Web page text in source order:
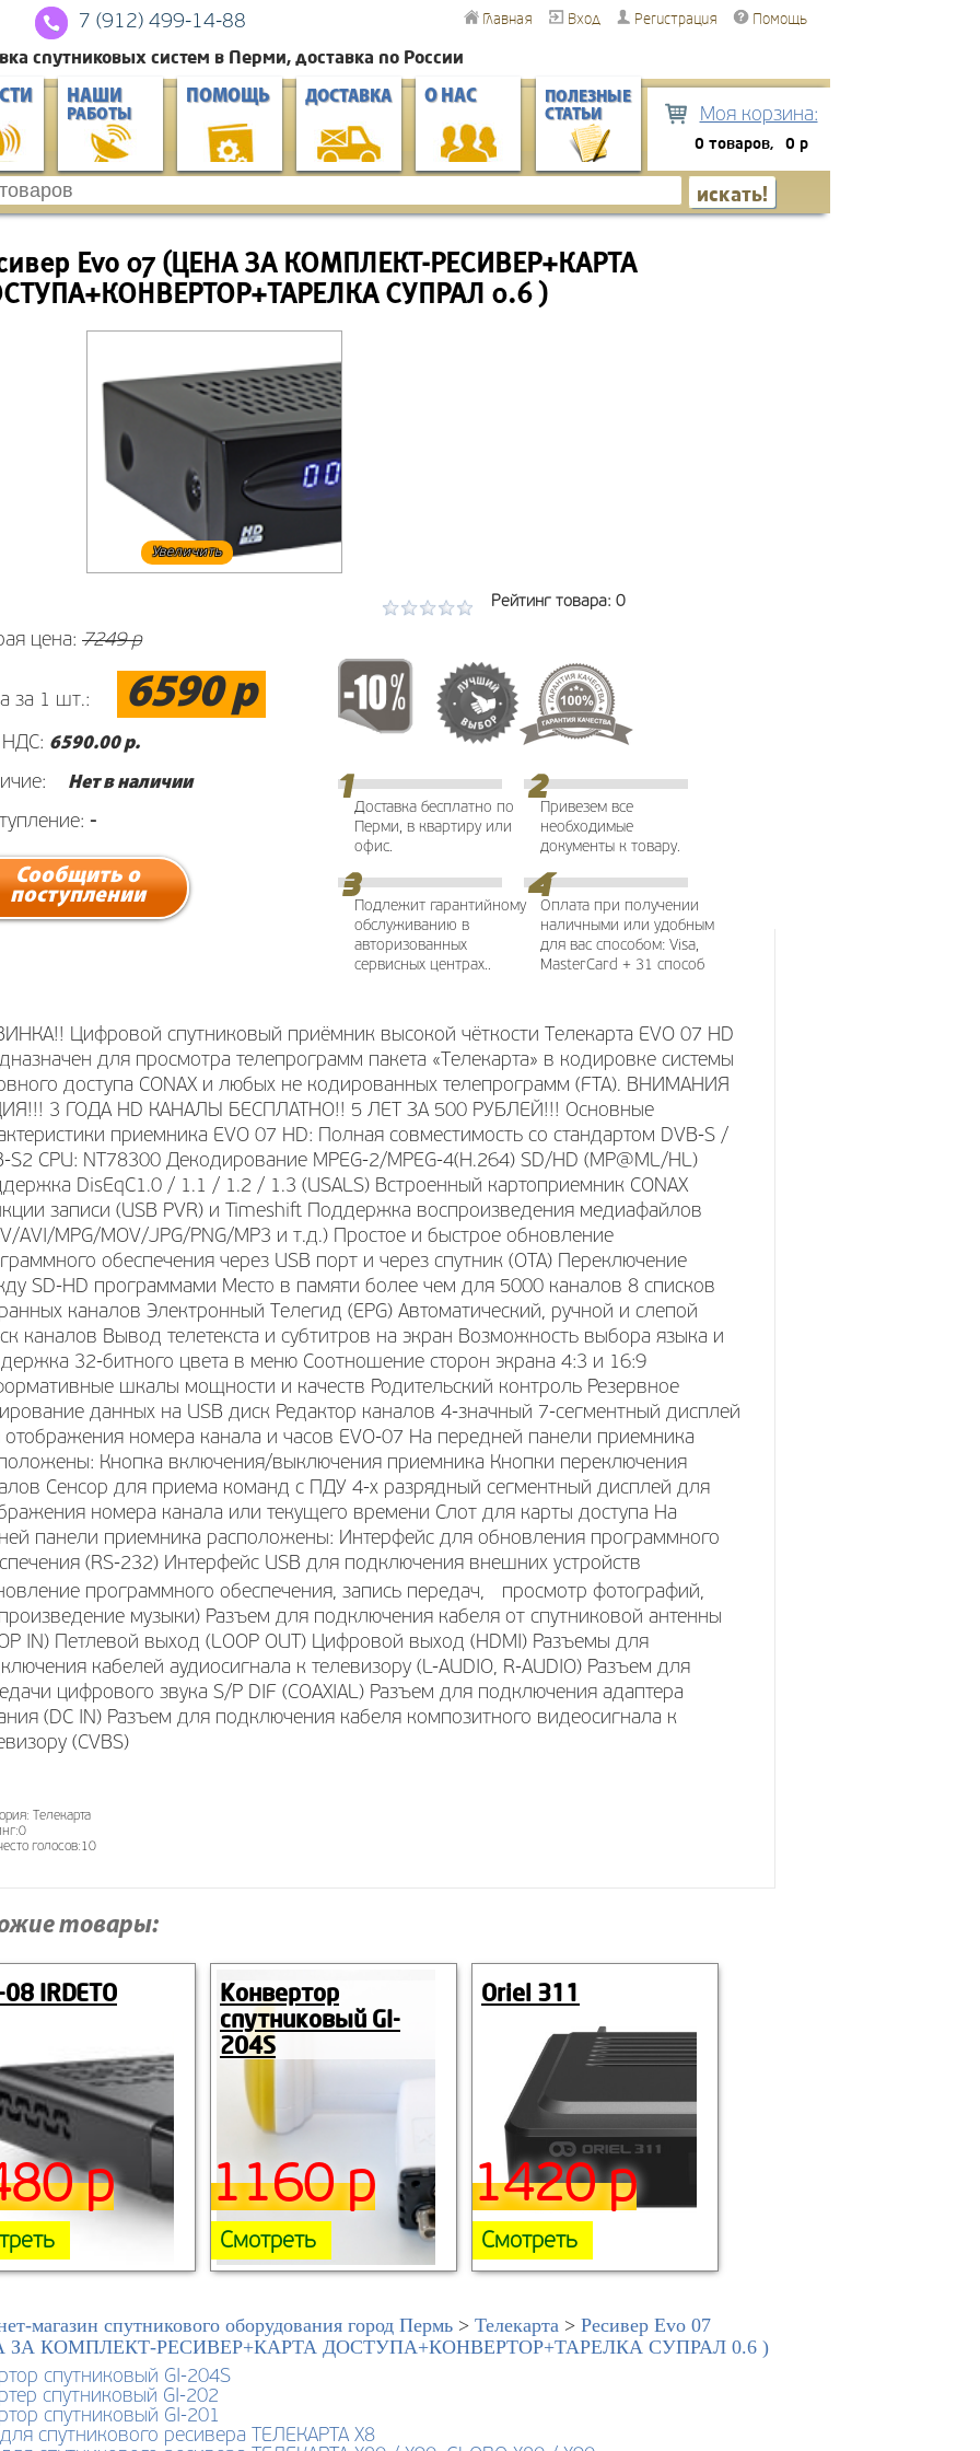
Главная Вход Регистрация Помощь
7 (912) 499-14-88
Моя корзина:
0 товаров, 0 р
спутниковых систем в Перми, доставка по России
НАШИ
РАБОТЫ
ПОМОЩЬ ДОСТАВКА О НАС
ПОЛЕЗНЫЕ
СТАТЬИ
Evo 07 (ЦЕНА ЗА КОМПЛЕКТ-РЕСИВЕР+КАРТА
СУПРАЛ 0.6 )
Увеличить
цена: 7249 р
за 1 шт.: 6590 р
НДС: 6590.00 р.
Нет в наличии
Рейтинг товара: 0
Доставка бесплатно по
Перми, в квартиру или
офис.
Привезем все
необходимые
документы к товару.
Подлежит гарантийному
обслуживанию в
авторизованных
сервисных центрах..
Оплата при получении
наличными или удобным
для вас способом: Visa,
MasterCard + 31 способ
-
Сообщить о
поступлении
Цифровой спутниковый приёмник высокой чёткости Телекарта EVO 07 HD
для просмотра телепрограмм пакета «Телекарта» в кодировке системы
доступа СОNАХ и любых не кодированных телепрограмм (FTA). ВНИМАНИЯ
3 ГОДА HD КАНАЛЫ БЕСПЛАТНО!! 5 ЛЕТ ЗА 500 РУБЛЕЙ!!! Основные
приемника EVO 07 HD: Полная совместимость со стандартом DVB-S /
S2 CPU: NT78300 Декодирование MPEG-2/MPEG-4(H.264) SD/HD (MP@ML/HL)
DisEqC1.0 / 1.1 / 1.2 / 1.3 (USALS) Встроенный картоприемник CONAX
записи (USB PVR) и Timeshift Поддержка воспроизведения медиафайлов
AVI/MPG/MOV/JPG/PNG/MP3 и т.д.) Простое и быстрое обновление
обеспечения через USB порт и через спутник (OTA) Переключение
SD-HD программами Место в памяти более чем для 5000 каналов 8 списков
каналов Электронный Телегид (EPG) Автоматический, ручной и слепой
каналов Вывод телетекста и субтитров на экран Возможность выбора языка и
32-битного цвета в меню Соотношение сторон экрана 4:3 и 16:9
шкалы мощности и качеств Родительский контроль Резервное
данных на USB диск Редактор каналов 4-значный 7-сегментный дисплей
отображения номера канала и часов EVO-07 На передней панели приемника
Кнопка включения/выключения приемника Кнопки переключения
Сенсор для приема команд с ПДУ 4-x разрядный сегментный дисплей для
номера канала или текущего времени Слот для карты доступа На
панели приемника расположены: Интерфейс для обновления программного
(RS-232) Интерфейс USB для подключения внешних устройств
программного обеспечения, запись передач, просмотр фотографий,
музыки) Разъем для подключения кабеля от спутниковой антенны
IN) Петлевой выход (LOOP OUT) Цифровой выход (HDMI) Разъемы для
кабелей аудиосигнала к телевизору (L-AUDIO, R-AUDIO) Разъем для
цифрового звука S/P DIF (COAXIAL) Разъем для подключения адаптера
(DC IN) Разъем для подключения кабеля композитного видеосигнала к
(CVBS)
Телекарта
0
голосов:10
товары:
IRDETO
р
Конвертор
спутниковый GI-
204S
Смотреть
1160 р
Oriel 311
Смотреть
1420 р
магазин спутникового оборудования город Пермь > Телекарта > Ресивер Evo 07
ЗА КОМПЛЕКТ-РЕСИВЕР+КАРТА ДОСТУПА+КОНВЕРТОР+ТАРЕЛКА СУПРАЛ 0.6 )
спутниковый GI-204S
спутниковый GI-202
спутниковый GI-201
спутникового ресивера ТЕЛЕКАРТА X8